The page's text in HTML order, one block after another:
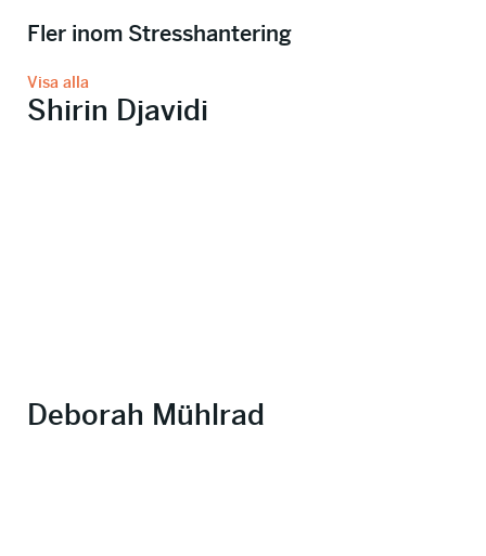
Fler inom Stresshantering
Visa alla
Shirin Djavidi
Deborah Mühlrad